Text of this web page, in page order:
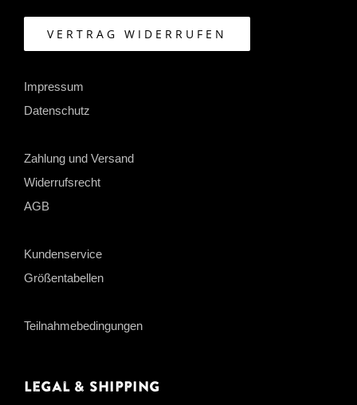
VERTRAG WIDERRUFEN
Impressum
Datenschutz
Zahlung und Versand
Widerrufsrecht
AGB
Kundenservice
Größentabellen
Teilnahmebedingungen
Legal & Shipping